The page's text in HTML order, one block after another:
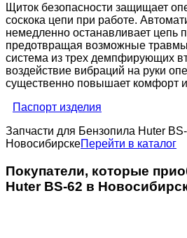
Щиток безопасности защищает
соскока цепи при работе.
немедленно останавливает цепь
предотвращая возможные
система из трех демпфирующих
воздействие вибраций на руки
существенно повышает комфорт
Паспорт изделия
Запчасти для Бензопила Huter
НовосибирскеПерейти в каталог
Покупатели, которые
Huter BS-62 в